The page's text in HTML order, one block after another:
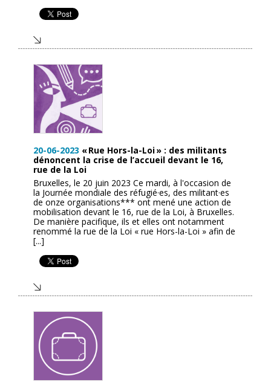
20-06-2023 « Rue Hors-la-Loi » : des militants
dénoncent la crise de l’accueil devant le 16,
rue de la Loi
Bruxelles, le 20 juin 2023 Ce mardi, à l'occasion de
la Journée mondiale des réfugié·es, des militant·es
de onze organisations*** ont mené une action de
mobilisation devant le 16, rue de la Loi, à Bruxelles.
De manière pacifique, ils et elles ont notamment
renommé la rue de la Loi « rue Hors-la-Loi » afin de
[...]